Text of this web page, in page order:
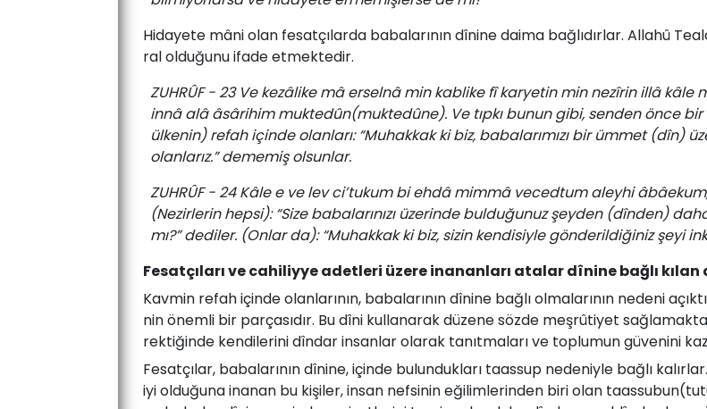
Hi­da­ye­te­ mâ­ni­ olan­ fe­sat­çı­lar­da­ ba­ba­la­rı­nın­ dî­ni­ne­ dai­ma ­bağ­lı­dır­lar. Al­la­hû­
ral­ ol­du­ğunu ­ifa­de ­et­mek­te­dir.­
ZUHRÛF - 23 Ve kezâlike mâ erselnâ min kablike fî karyetin min nezîrin illâ
innâ alâ âsârihim muktedûn(muktedûne). Ve tıpkı bunun gibi, senden önce
ülkenin) refah içinde olanları: “Muhakkak ki biz, babalarımızı bir ümmet (dîn)
olanlarız.” dememiş olsunlar.
ZUHRÛF - 24 Kâle e ve lev ci’tukum bi ehdâ mimmâ vecedtum aleyhi
(Nezirlerin hepsi): “Size babalarınızı üzerinde bulduğunuz şeyden (dînden)
mı?” dediler. (Onlar da): “Muhakkak ki biz, sizin kendisiyle gönderildiğiniz şeyi
Fesatçıları ve cahiliyye adetleri üzere inananları atalar dînine bağlı kılan
Kav­min re­fah için­de­ olan­la­rı­nın,­ ba­ba­la­rı­nın­ dî­ni­ne bağ­lı­ ol­ma­ları­nın ne­de­ni
nin ­önem­li­ bir­ par­ça­sı­dır.­ Bu ­dî­ni ­kul­la­na­rak­ dü­ze­ne­ söz­de ­meş­rû­ti­yet­
rek­ti­ğin­de­ ken­di­le­ri­ni dîn­dar ­in­san­lar­ ola­rak ­ta­nıt­ma­la­rı­ ve ­top­lu­mun ­gü­ve­ni­ni­
Fesatçı­lar,­ ba­bala­rı­nın­ dî­ni­ne,­ için­de­ bu­lun­duk­la­rı­ ta­as­sup­ ne­de­niy­le bağ­lı
­iyi­ ol­du­ğu­na ­ina­nan ­bu ­ki­şi­ler, ­in­san ­nef­si­nin­ eği­lim­le­rin­den ­bi­ri­ olan­